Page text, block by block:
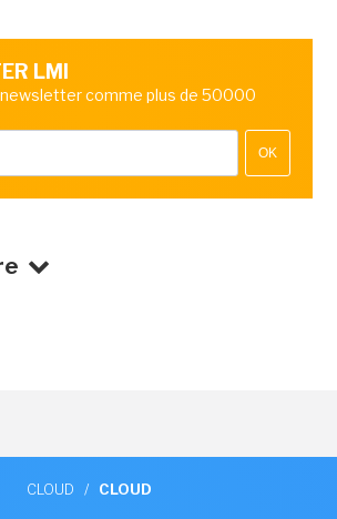
LMI
comme plus de 50000
OK
CLOUD / CLOUD